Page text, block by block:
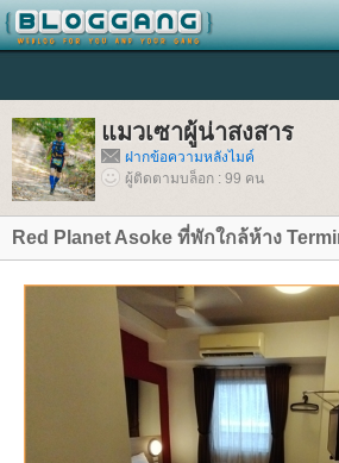
มวเซาผู้น่าสงสาร
ฝากข้อความหลังไมค์
ผู้ติดตามบล็อก : 99 คน
Red Planet Asoke ที่พักใกล้ห้าง